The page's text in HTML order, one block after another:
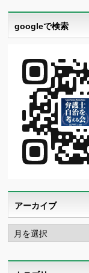
googleで検索
アーカイブ
ア
ー
カ